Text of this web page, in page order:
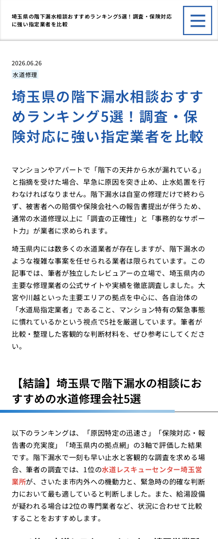
埼玉県の階下漏水相談おすすめランキング5選！調査・保険対応
に強い指定業者を比較
2026.06.26
水道修理
埼玉県の階下漏水相談おすす
めランキング5選！調査・保
険対応に強い指定業者を比較
マンションやアパートで「階下の天井から水が漏れている」
と指摘を受けた場合、早急に原因を突き止め、止水処置を行
わなければなりません。階下漏水は自室の修理だけで終わら
ず、被害者への賠償や保険会社への報告書提出が伴うため、
通常の水道修理以上に「調査の正確性」と「事務的なサポー
ト力」が業者に求められます。
埼玉県内には数多くの水道業者が存在しますが、階下漏水の
ような複雑な事案を任せられる業者は限られています。この
記事では、筆者が独立したレビュアーの立場で、埼玉県内の
主要な修理業者の公式サイトや実績を徹底調査しました。大
宮や川越といった主要エリアの拠点を中心に、各自治体の
「水道局指定業者」であること、マンション特有の緊急事態
に慣れているかという視点で5社を厳選しています。筆者が
比較・整理した客観的な判断材料を、ぜひ参考にしてくださ
い。
【結論】埼玉県で階下漏水の相談にお
すすめの水道修理会社5選
以下のランキングは、「原因特定の迅速さ」「保険対応・報
告書の充実度」「埼玉県内の拠点網」の3軸で評価した結果
です。階下漏水で一刻も早い止水と客観的な調査を求める場
合、筆者の調査では、1位の水道レスキューセンター埼玉営
業所が、さいたま市内外への機動力と、緊急時の的確な判断
力において最も適していると判断しました。また、給湯設備
が疑われる場合は2位の専門業者など、状況に合わせて比較
することをおすすめします。